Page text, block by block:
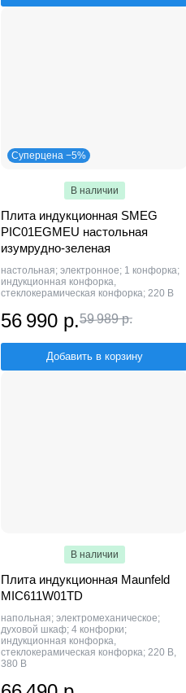
Суперцена −5%
В наличии
Плита индукционная SMEG
PIC01EGMEU настольная
изумрудно-зеленая
настольная; электронное; 1 конфорка;
индукционная конфорка,
стеклокерамическая конфорка; 220 В
56 990 р.59 989 р.
Добавить в корзину
В наличии
Плита индукционная Maunfeld
MIC611W01TD
напольная; электромеханическое;
духовой шкаф; 4 конфорки;
индукционная конфорка,
стеклокерамическая конфорка; 220 В,
380 В